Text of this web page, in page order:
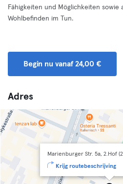
Fähigkeiten und Möglichkeiten sowie
Wohlbefinden im Tun.
Begin nu vanaf 24,00 €
Adres
Marienburger Str. 5a, 2.Hof
Krijg routebeschrijving